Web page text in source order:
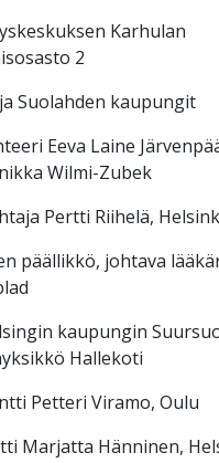
Karhulan
2
Suolahden kaupungit
Eeva Laine
Wilmi-Zubek
Pertti Riihelä,
päällikkö, johtava
kaupungin
Hallekoti
Petteri Viramo, Oulu
Marjatta Hänninen,